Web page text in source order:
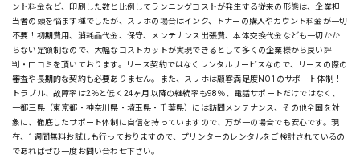
ント料金など、印刷した数と比例してランニングコストが発生する従来の形態は、企業担
当者の頭を悩ます種でしたが、スリホの場合はインク、トナーの購入やカウント料金が一切
不要！初期費用、消耗品代金、保守、メンテナンス出張費、本体交換代金なども一切かか
らない定額制なので、大幅なコストカットが実現できるとして多くの企業様から良い評
判・口コミを頂いております。リース契約ではなくレンタルサービスなので、リースの際の
審査や長期的な契約も必要ありません。また、スリホは顧客満足度NO1のサポート体制！
トラブル、故障率は2％と低く24ヶ月以降の継続率も98％、電話サポートだけではなく、
一都三県（東京都・神奈川県・埼玉県・千葉県）には訪問メンテナンス、その他全国を対
象に、徹底したサポート体制に自信を持っていますので、万が一の場合でも安心です。現
在、1週間無料お試しも行っておりますので、プリンターのレンタルをご検討されているの
であればぜひ一度お問い合わせ下さい。